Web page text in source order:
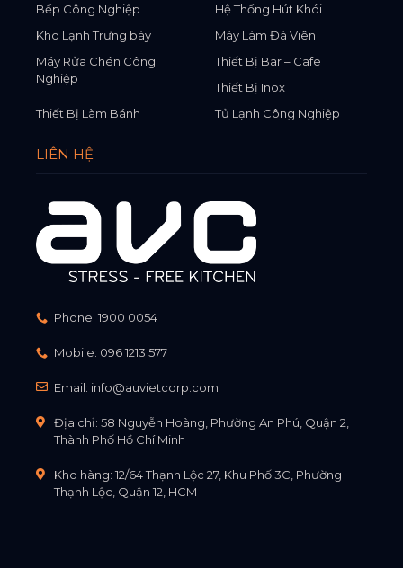
Bếp Công Nghiệp
Hệ Thống Hút Khói
Kho Lạnh Trưng bày
Máy Làm Đá Viên
Máy Rửa Chén Công
Nghiệp
Thiết Bị Bar – Cafe
Thiết Bị Inox
Thiết Bị Làm Bánh
Tủ Lạnh Công Nghiệp
LIÊN HỆ
Phone: 1900 0054
Mobile: 096 1213 577
Email: info@auvietcorp.com
Địa chỉ: 58 Nguyễn Hoàng, Phường An Phú, Quận 2,
Thành Phố Hồ Chí Minh
Kho hàng: 12/64 Thạnh Lộc 27, Khu Phố 3C, Phường
Thạnh Lộc, Quận 12, HCM